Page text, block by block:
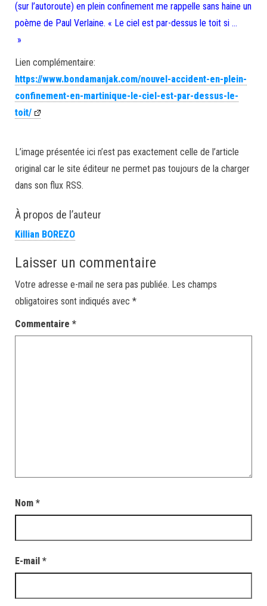
(sur l’autoroute) en plein confinement me rappelle sans haine un
poème de Paul Verlaine. « Le ciel est par-dessus le toit si …
»
Lien complémentaire:
https://www.bondamanjak.com/nouvel-accident-en-plein-
confinement-en-martinique-le-ciel-est-par-dessus-le-
toit/
L’image présentée ici n’est pas exactement celle de l’article
original car le site éditeur ne permet pas toujours de la charger
dans son flux RSS.
À propos de l’auteur
Killian BOREZO
Laisser un commentaire
Votre adresse e-mail ne sera pas publiée. Les champs
obligatoires sont indiqués avec *
Commentaire *
Nom *
E-mail *